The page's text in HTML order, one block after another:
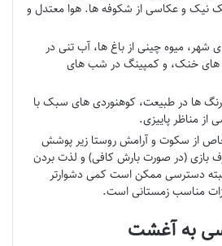
نیک و عکاسی از شکوفه ها. هوا معتدل و
شهر، میوه چینی از باغ ها، آب تنی در
های خنک، و کمپینگ در شب های
ها در طبیعت، کوهنوردی های سبک با
مناظر پاییزی.
از سکوت و آرامش روستا زیر پوشش
بازی (در صورت بارش کافی) و لذت بردن
دسترسی ممکن است کمی دشوارتر
مناسب زمستانی است.
به آغشت